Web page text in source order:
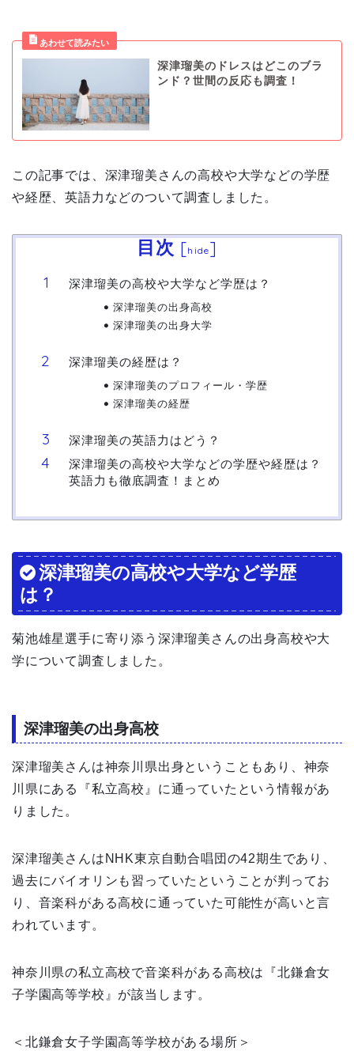
深津瑠美のドレスはどこのブラ
ンド？世間の反応も調査！
この記事では、深津瑠美さんの高校や大学などの学歴
や経歴、英語力などのついて調査しました。
目次 [hide]
深津瑠美の高校や大学など学歴は？
深津瑠美の出身高校
深津瑠美の出身大学
深津瑠美の経歴は？
深津瑠美のプロフィール・学歴
深津瑠美の経歴
深津瑠美の英語力はどう？
深津瑠美の高校や大学などの学歴や経歴は？
英語力も徹底調査！まとめ
深津瑠美の高校や大学など学歴
は？
菊池雄星選手に寄り添う深津瑠美さんの出身高校や大
学について調査しました。
深津瑠美の出身高校
深津瑠美さんは神奈川県出身ということもあり、神奈
川県にある『私立高校』に通っていたという情報があ
りました。
深津瑠美さんはNHK東京自動合唱団の42期生であり、
過去にバイオリンも習っていたということが判ってお
り、音楽科がある高校に通っていた可能性が高いと言
われています。
神奈川県の私立高校で音楽科がある高校は『北鎌倉女
子学園高等学校』が該当します。
＜北鎌倉女子学園高等学校がある場所＞